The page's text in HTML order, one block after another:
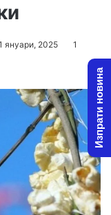
януари, 2025 1
Изпрати новина